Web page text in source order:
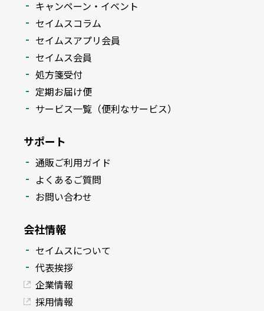
キャンペーン・イベント
セイムスコラム
セイムスアプリ会員
セイムス会員
処方箋受付
定期お届け便
サービス一覧（便利なサービス）
サポート
通販ご利用ガイド
よくあるご質問
お問い合わせ
会社情報
セイムスについて
代表挨拶
企業情報
採用情報